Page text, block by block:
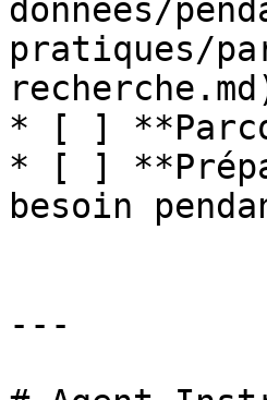
donnees/
pratiques/
* [ ]
* [ ]
besoin
---